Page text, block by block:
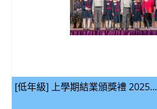
[低年級] 上學期結業頒獎禮 2025...